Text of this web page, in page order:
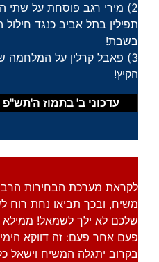
2) מירי רגב פוסחת על שתי
תפילין בתל אביב כנגד
בשבת!
3) פאבל קרלין על
הקיץ!
עדכוני ב' בתמוז ה'תש"פ /
לקראת מערכת הבחירות
משיח, ובכך תביאו נחת רוח
שלכם לא ילך לשמאל!
פעם אחר פעם: זה דווקא
בקרוב יתגלה המשיח וישאל